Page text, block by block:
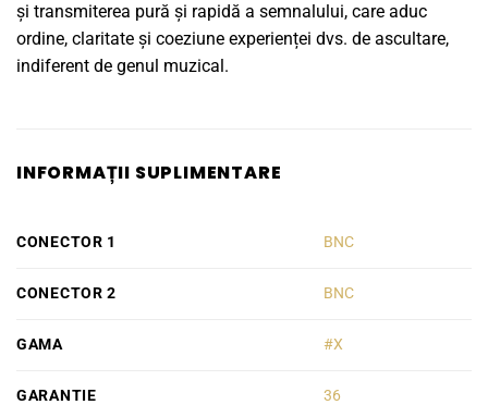
și transmiterea pură și rapidă a semnalului, care aduc
ordine, claritate și coeziune experienței dvs. de ascultare,
indiferent de genul muzical.
INFORMAȚII SUPLIMENTARE
CONECTOR 1 BNC
CONECTOR 2 BNC
GAMA #X
GARANTIE 36